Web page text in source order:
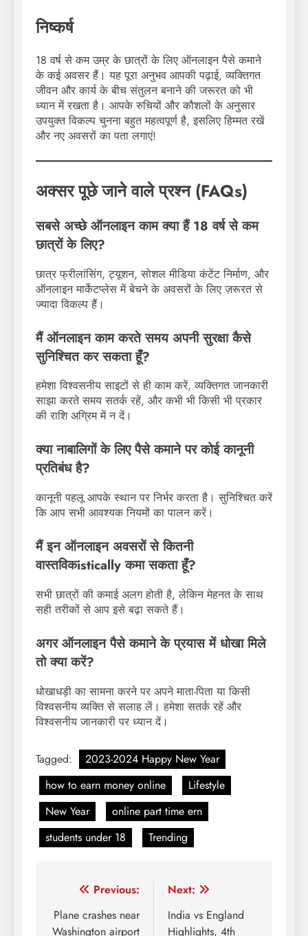
निष्कर्ष
18 वर्ष से कम उम्र के छात्रों के लिए ऑनलाइन पैसे कमाने
के कई अवसर हैं। यह पूरा अनुभव आपकी पढ़ाई, व्यक्तिगत
जीवन और कार्य के बीच संतुलन बनाने की जरूरत को भी
ध्यान में रखता है। आपके रुचियों और कौशलों के अनुसार
उपयुक्त विकल्प चुनना बहुत महत्वपूर्ण है, इसलिए हिम्मत रखें
और नए अवसरों का पता लगाएं!
अक्सर पूछे जाने वाले प्रश्न (FAQs)
सबसे अच्छे ऑनलाइन काम क्या हैं 18 वर्ष से कम
छात्रों के लिए?
छात्र फ्रीलांसिंग, ट्यूशन, सोशल मीडिया कंटेंट निर्माण, और
ऑनलाइन मार्केटप्लेस में बेचने के अवसरों के लिए ज़रूरत से
ज्यादा विकल्प हैं।
मैं ऑनलाइन काम करते समय अपनी सुरक्षा कैसे
सुनिश्चित कर सकता हूँ?
हमेशा विश्वसनीय साइटों से ही काम करें, व्यक्तिगत जानकारी
साझा करते समय सतर्क रहें, और कभी भी किसी भी प्रकार
की राशि अग्रिम में न दें।
क्या नाबालिगों के लिए पैसे कमाने पर कोई कानूनी
प्रतिबंध है?
कानूनी पहलू आपके स्थान पर निर्भर करता है। सुनिश्चित करें
कि आप सभी आवश्यक नियमों का पालन करें।
मैं इन ऑनलाइन अवसरों से कितनी
वास्तविकistically कमा सकता हूँ?
सभी छात्रों की कमाई अलग होती है, लेकिन मेहनत के साथ
सही तरीकों से आप इसे बढ़ा सकते हैं।
अगर ऑनलाइन पैसे कमाने के प्रयास में धोखा मिले
तो क्या करें?
धोखाधड़ी का सामना करने पर अपने माता-पिता या किसी
विश्वसनीय व्यक्ति से सलाह लें। हमेशा सतर्क रहें और
विश्वसनीय जानकारी पर ध्यान दें।
Tagged:
2023-2024 Happy New Year
how to earn money online
Lifestyle
New Year
online part time ern
students under 18
Trending
Post
navigation
Previous:
Plane crashes near
Washington airport
Next:
India vs England
Highlights, 4th